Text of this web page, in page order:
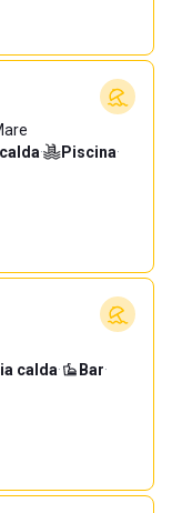
· Piscina·
calda· Bar·